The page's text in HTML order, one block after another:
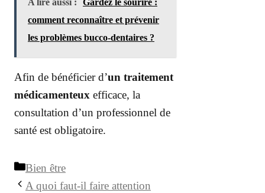
A lire aussi :
Gardez le sourire :
comment reconnaître et prévenir
les problèmes bucco-dentaires ?
Afin de bénéficier d’un traitement
médicamenteux efficace, la
consultation d’un professionnel de
santé est obligatoire.
Catégories
Bien être
A quoi faut-il faire attention